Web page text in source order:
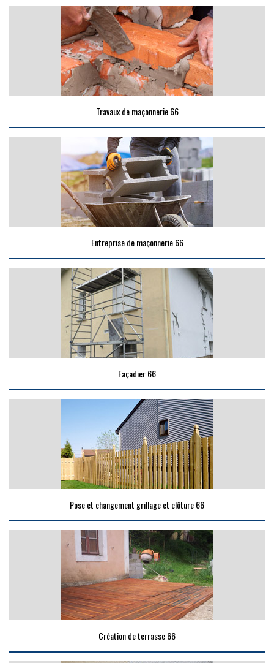
Travaux de maçonnerie 66
Entreprise de maçonnerie 66
Façadier 66
Pose et changement grillage et clôture 66
Création de terrasse 66